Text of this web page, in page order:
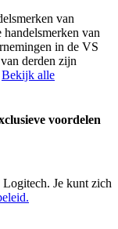
van
van
in de VS
derden zijn
Bekijk alle
voordelen
Je kunt zich